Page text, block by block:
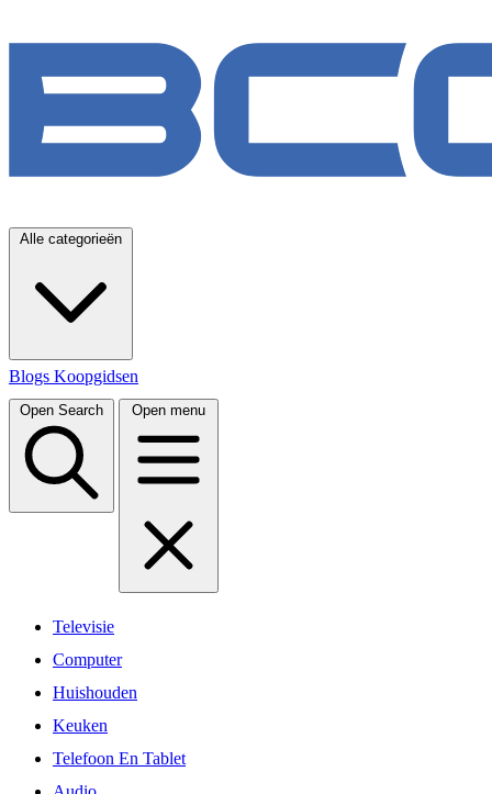
Alle categorieën
Blogs Koopgidsen
Open Search Open menu
Televisie
Computer
Huishouden
Keuken
Telefoon En Tablet